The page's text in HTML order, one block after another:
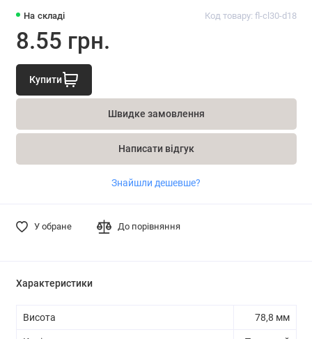
На складі Код товару: fl-cl30-d18
8.55 грн.
Купити
Швидке замовлення
Написати відгук
Знайшли дешевше?
У обране До порівняння
Характеристики
Висота 78,8 мм